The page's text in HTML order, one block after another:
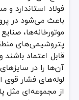
فولاد استاندارد
باعث می‌شود در
موتورخانه‌ها،
پتروشیمی‌های
قابل اعتماد
آن‌ها را در
لوله‌های فشار قوی
از مجموعه‌ای مثل